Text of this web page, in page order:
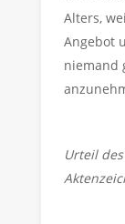
Alters,
Angebot
niemand
Urteil